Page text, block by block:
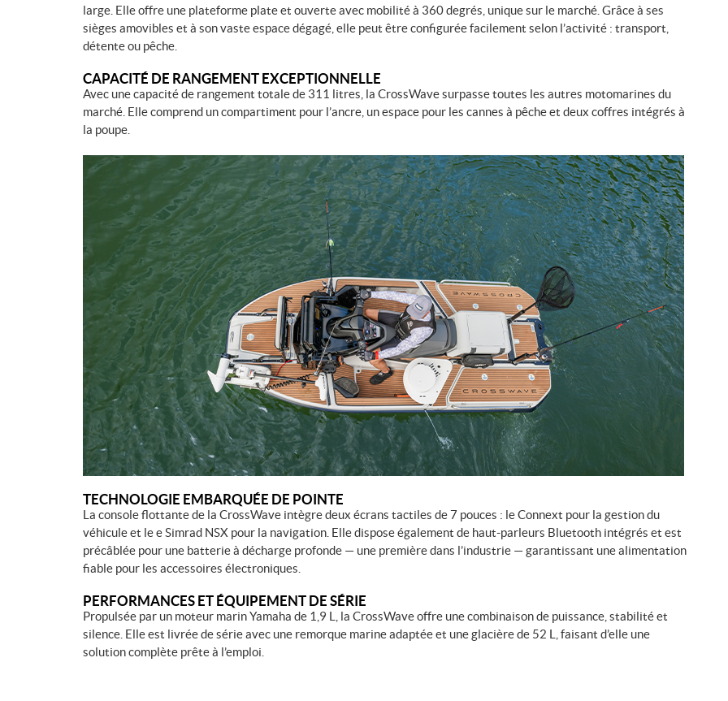
large. Elle offre une plateforme plate et ouverte avec mobilité à 360 degrés, unique sur le marché. Grâce à ses
sièges amovibles et à son vaste espace dégagé, elle peut être configurée facilement selon l’activité : transport,
détente ou pêche.
CAPACITÉ DE RANGEMENT EXCEPTIONNELLE
Avec une capacité de rangement totale de 311 litres, la CrossWave surpasse toutes les autres motomarines du
marché. Elle comprend un compartiment pour l’ancre, un espace pour les cannes à pêche et deux coffres intégrés à
la poupe.
TECHNOLOGIE EMBARQUÉE DE POINTE
La console flottante de la CrossWave intègre deux écrans tactiles de 7 pouces : le Connext pour la gestion du
véhicule et le e Simrad NSX pour la navigation. Elle dispose également de haut-parleurs Bluetooth intégrés et est
précâblée pour une batterie à décharge profonde — une première dans l’industrie — garantissant une alimentation
fiable pour les accessoires électroniques.
PERFORMANCES ET ÉQUIPEMENT DE SÉRIE
Propulsée par un moteur marin Yamaha de 1,9 L, la CrossWave offre une combinaison de puissance, stabilité et
silence. Elle est livrée de série avec une remorque marine adaptée et une glacière de 52 L, faisant d’elle une
solution complète prête à l’emploi.